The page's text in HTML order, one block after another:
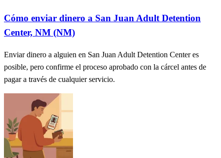
Cómo enviar dinero a San Juan Adult Detention
Center, NM (NM)
Enviar dinero a alguien en San Juan Adult Detention Center es
posible, pero confirme el proceso aprobado con la cárcel antes de
pagar a través de cualquier servicio.